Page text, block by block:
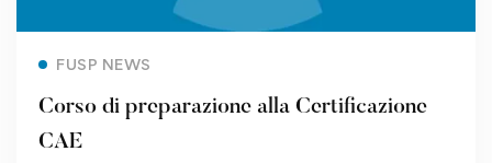
FUSP NEWS
Corso di preparazione alla Certificazione
CAE